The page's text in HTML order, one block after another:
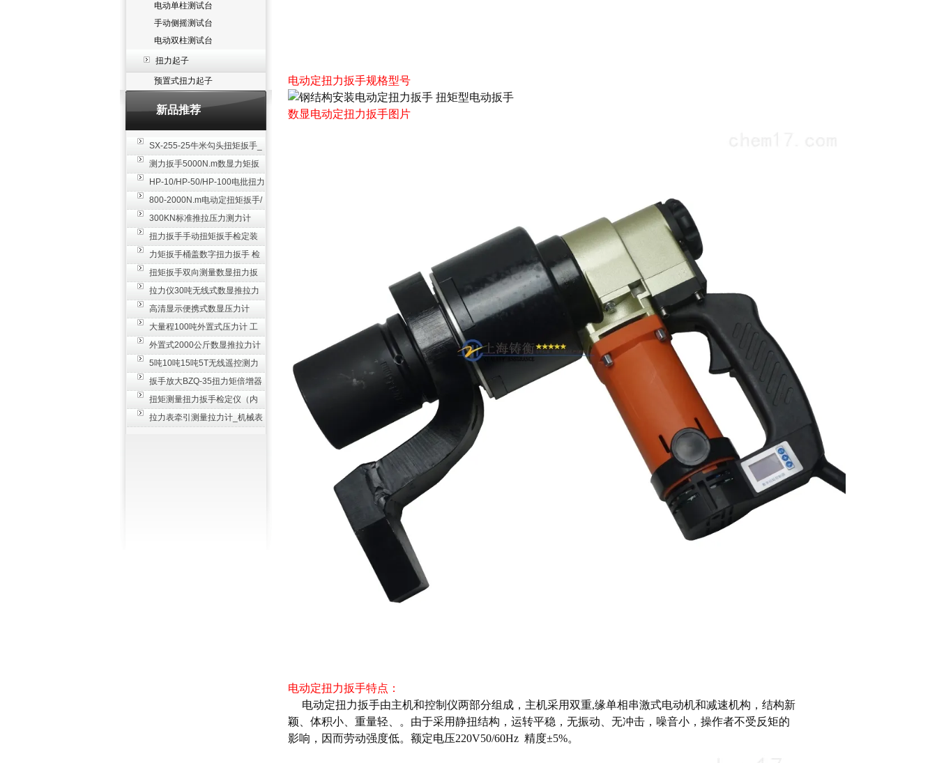
电动单柱测试台
手动侧摇测试台
电动双柱测试台
扭力起子
预置式扭力起子
新品推荐
SX-255-25牛米勾头扭矩扳手_
螺栓紧固扭力扳手
测力扳手5000N.m数显力矩扳
手 非标扭力扳手工业级
HP-10/HP-50/HP-100电批扭力
测试仪,测量仪
800-2000N.m电动定扭矩扳手/
扭矩电动扳手
300KN标准推拉压力测力计
_0.3级数显压力仪
扭力扳手手动扭矩扳手检定装
置 50-100N扳手测量仪器
力矩扳手桶盖数字扭力扳手 检
测瓶盖拧紧扭矩工具
扭矩扳手双向测量数显扭力扳
手 2000N,m力矩扳手价格
拉力仪30吨无线式数显推拉力
计 数字显示测力计80T
高清显示便携式数显压力计
300N500n_手持电子测力计
大量程100吨外置式压力计 工
业用数显测力计价格
外置式2000公斤数显推拉力计
_数字拉力压力测试仪
5吨10吨15吨5T无线遥控测力
计_带遥控电子拉力计数显式
扳手放大BZQ-35扭力矩倍增器
_3500牛米扭力倍力器仪
扭矩测量扭力扳手检定仪（内
置打印） 扭矩检验仪器
拉力表牵引测量拉力计_机械表
电动定扭力扳手规格型号
数显电动定扭力扳手图片
电动定扭力扳手特点：
电动定扭力扳手由主机和控制仪两部分组成，主机采用双重,缘单相串激式电动机和减速机构，结构新
颖、体积小、重量轻、。由于采用静扭结构，运转平稳，无振动、无冲击，噪音小，操作者不受反矩的
影响，因而劳动强度低。额定电压220V50/60Hz 精度±5%。